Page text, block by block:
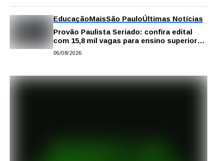
EducaçãoMaisSão PauloÚltimas Notícias
Provão Paulista Seriado: confira edital
com 15,8 mil vagas para ensino superior
público
06/08/2026